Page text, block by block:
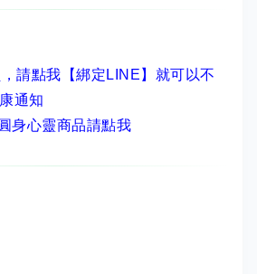
請點我【綁定LINE】 就可以不
通知
身心靈商品請點我